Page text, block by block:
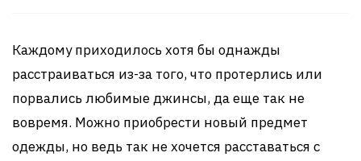
Каждому приходилось хотя бы однажды
расстраиваться из-за того, что протерлись или
порвались любимые джинсы, да еще так не
вовремя. Можно приобрести новый предмет
одежды, но ведь так не хочется расставаться с